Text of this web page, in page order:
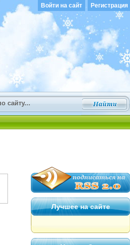
Войти на сайт Регистрация
Лучшее на сайте